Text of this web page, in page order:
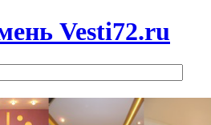
Vesti72.ru